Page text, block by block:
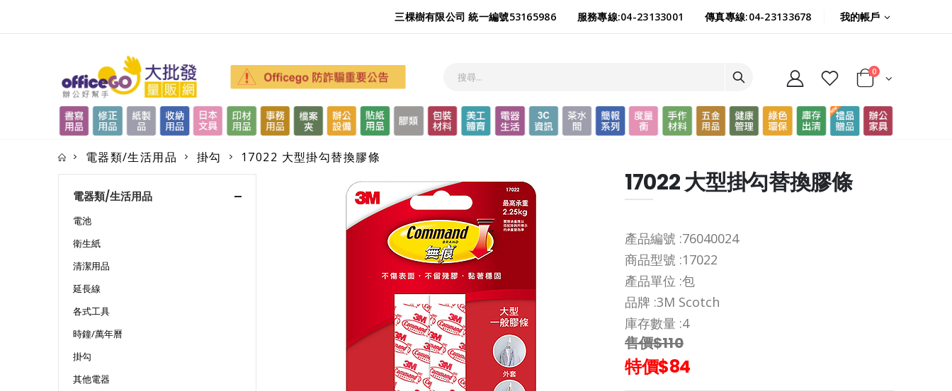
三棵樹有限公司 統一編號53165986 服務專線:04-23133001 傳真專線:04-23133678 我的帳戶
0
電器類/生活用品 掛勾 17022 大型掛勾替換膠條
電器類/生活用品
電池
衛生紙
清潔用品
延長線
各式工具
時鐘/萬年曆
掛勾
其他電器
17022 大型掛勾替換膠條
產品編號 :76040024
商品型號 :17022
產品單位 :包
品牌 :3M Scotch
庫存數量 :4
售價$110
特價$84